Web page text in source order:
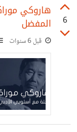
6
هاروكي
المفضل
قبل 6 سنوات